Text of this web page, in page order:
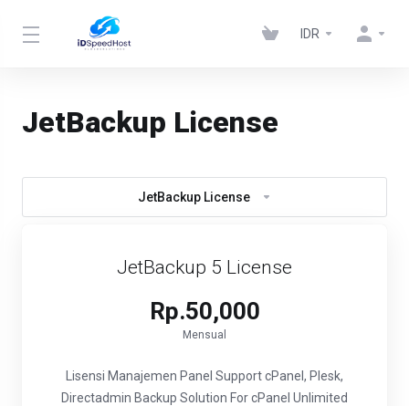
IDR
JetBackup License
JetBackup License
JetBackup 5 License
Rp.50,000
Mensual
Lisensi Manajemen Panel Support cPanel, Plesk,
Directadmin Backup Solution For cPanel Unlimited